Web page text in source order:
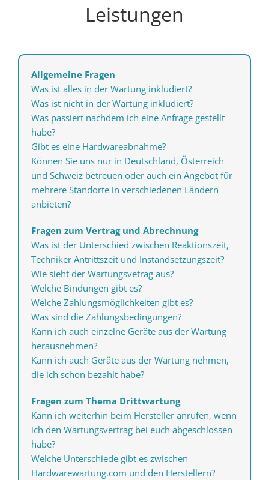
Leistungen
Allgemeine Fragen
Was ist alles in der Wartung inkludiert?
Was ist nicht in der Wartung inkludiert?
Was passiert nachdem ich eine Anfrage gestellt
habe?
Gibt es eine Hardwareabnahme?
Können Sie uns nur in Deutschland, Österreich
und Schweiz betreuen oder auch ein Angebot für
mehrere Standorte in verschiedenen Ländern
anbieten?
Fragen zum Vertrag und Abrechnung
Was ist der Unterschied zwischen Reaktionszeit,
Techniker Antrittszeit und Instandsetzungszeit?
Wie sieht der Wartungsvetrag aus?
Welche Bindungen gibt es?
Welche Zahlungsmöglichkeiten gibt es?
Was sind die Zahlungsbedingungen?
Kann ich auch einzelne Geräte aus der Wartung
herausnehmen?
Kann ich auch Geräte aus der Wartung nehmen,
die ich schon bezahlt habe?
Fragen zum Thema Drittwartung
Kann ich weiterhin beim Hersteller anrufen, wenn
ich den Wartungsvertrag bei euch abgeschlossen
habe?
Welche Unterschiede gibt es zwischen
Hardwarewartung.com und den Herstellern?